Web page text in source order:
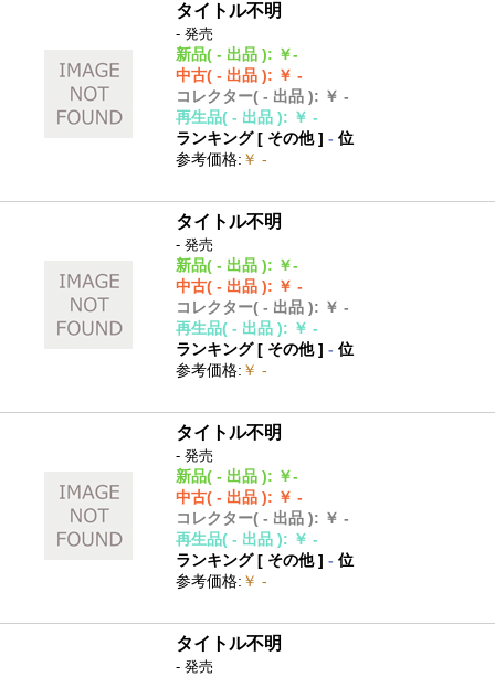
タイトル不明
- 発売
新品( - 出品 ): ￥-
中古( - 出品 ): ￥ -
コレクター( - 出品 ): ￥ -
再生品( - 出品 ): ￥ -
ランキング [ その他]- 位
参考価格: ￥ -
タイトル不明
- 発売
新品( - 出品 ): ￥-
中古( - 出品 ): ￥ -
コレクター( - 出品 ): ￥ -
再生品( - 出品 ): ￥ -
ランキング [ その他]- 位
参考価格: ￥ -
タイトル不明
- 発売
新品( - 出品 ): ￥-
中古( - 出品 ): ￥ -
コレクター( - 出品 ): ￥ -
再生品( - 出品 ): ￥ -
ランキング [ その他]- 位
参考価格: ￥ -
タイトル不明
- 発売